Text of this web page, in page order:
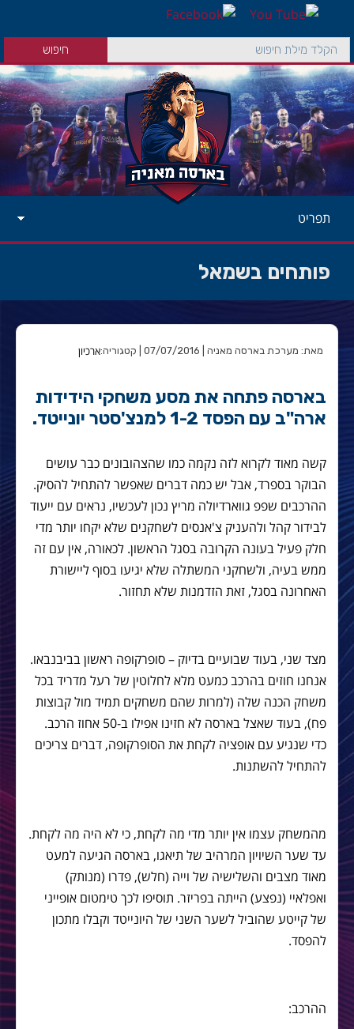
תפריט
פותחים בשמאל
מאת: מערכת בארסה מאניה | 07/07/2016 | קטגוריה: ארכיון
בארסה פתחה את מסע משחקי הידידות
ארה"ב עם הפסד 1-2 למנצ'סטר יונייטד.
קשה מאוד לקרוא לזה נקמה כמו שהצהובונים כבר עושים
הבוקר בספרד, אבל יש כמה דברים שאפשר להתחיל להסיק.
ההרכבים שפפ גווארדיולה מריץ נכון לעכשיו, נראים עם ייעוד
לבידור קהל ולהעניק צ'אנסים לשחקנים שלא יקחו יותר מדי
חלק פעיל בעונה הקרובה בסגל הראשון. לכאורה, אין עם זה
ממש בעיה, ולשחקני המשתלה שלא יגיעו בסוף ליישורת
האחרונה בסגל, זאת הזדמנות שלא תחזור.
מצד שני, בעוד שבועיים בדיוק – סופרקופה ראשון בביבנבאו.
אנחנו חוזים בהרכב כמעט מלא לחלוטין של רעל מדריד בכל
משחק הכנה שלה (למרות שהם משחקים תמיד מול קבוצות
פח), בעוד שאצל בארסה לא חזינו אפילו ב-50 אחוז הרכב.
כדי שנגיע עם אופציה לקחת את הסופרקופה, דברים צריכים
להתחיל להשתנות.
מהמשחק עצמו אין יותר מדי מה לקחת, כי לא היה מה לקחת.
עד שער השיויון המרהיב של תיאגו, בארסה הגיעה למעט
מאוד מצבים והשלישיה של וייה (חלש), פדרו (מנותק)
ואפלאיי (נפצע) הייתה בפריזר. תוסיפו לכך טימטום אופייני
של קייטע שהוביל לשער השני של היונייטד וקבלו מתכון
להפסד.
ההרכב: